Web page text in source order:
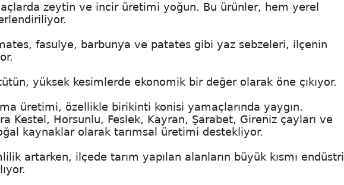
zeytin ve incir üretimi yoğun. Bu ürünler, hem yerel
fasulye, barbunya ve patates gibi yaz sebzeleri, ilçenin
yüksek kesimlerde ekonomik bir değer olarak öne çıkıyor.
üretimi, özellikle birikinti konisi yamaçlarında yaygın.
Kestel, Horsunlu, Feslek, Kayran, Şarabet, Gireniz çayları ve
kaynaklar olarak tarımsal üretimi destekliyor.
artarken, ilçede tarım yapılan alanların büyük kısmı endüstri